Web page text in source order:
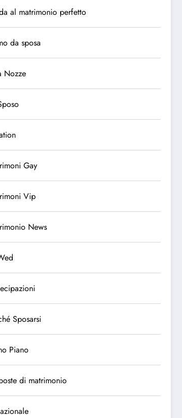
al matrimonio perfetto
da sposa
Nozze
Gay
Vip
News
Sposarsi
Piano
di matrimonio